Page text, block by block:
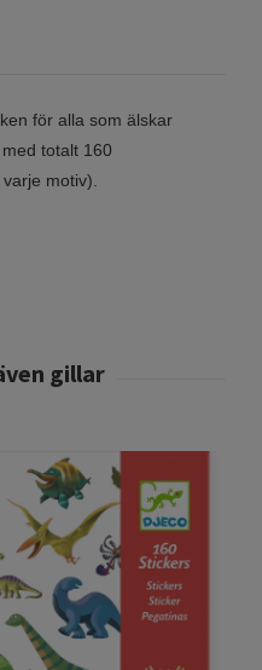
för alla som älskar
totalt 160
motiv).